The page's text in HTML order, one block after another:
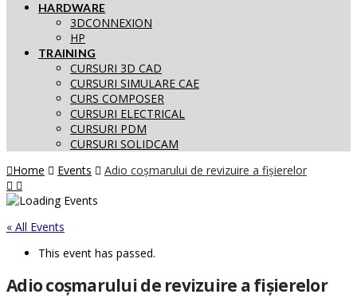
HARDWARE
3DCONNEXION
HP
TRAINING
CURSURI 3D CAD
CURSURI SIMULARE CAE
CURS COMPOSER
CURSURI ELECTRICAL
CURSURI PDM
CURSURI SOLIDCAM
Home
Events Adio coșmarului de revizuire a fișierelor
« All Events
This event has passed.
Adio coșmarului de revizuire a fișierelor